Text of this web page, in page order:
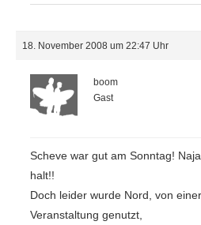
18. November 2008 um 22:47 Uhr
boom
Gast
Scheve war gut am Sonntag!
halt!!
Doch leider wurde Nord, von
Veranstaltung genutzt,